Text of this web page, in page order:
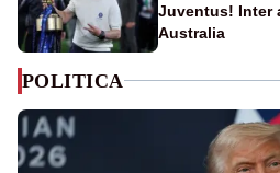
Juventus! Inter
Australia
POLITICA